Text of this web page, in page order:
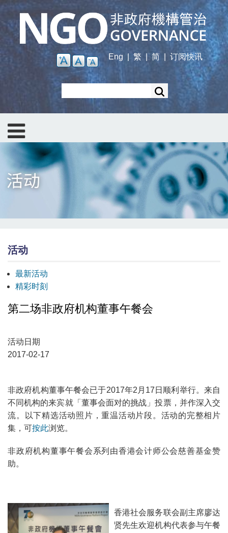
Skip
main
content
Eng
繁 | 简 订阅快讯
活动
最新活动
精彩时刻
第二场非政府机构董事午餐会
活动日期
2017-02-17
非政府机构董事午餐会已于2017年2月17日顺利举行。来自
不同机构的来宾就「董事会面对的挑战」投票，并作深入交
流。以下精选活动照片，重温活动片段。活动的完整相片
集，可按此浏览。
非政府机构董事午餐会系列由香港会计师公会慈善基金赞
助。
香港社会服务联会副主席廖达
贤先生欢迎机构代表参与午餐